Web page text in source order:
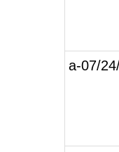
а-07/